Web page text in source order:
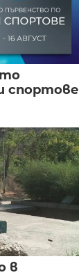
спортове
в